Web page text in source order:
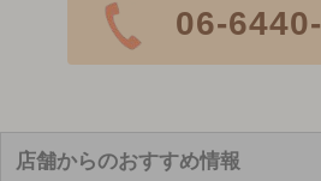
06-
店舗からのおすすめ情報